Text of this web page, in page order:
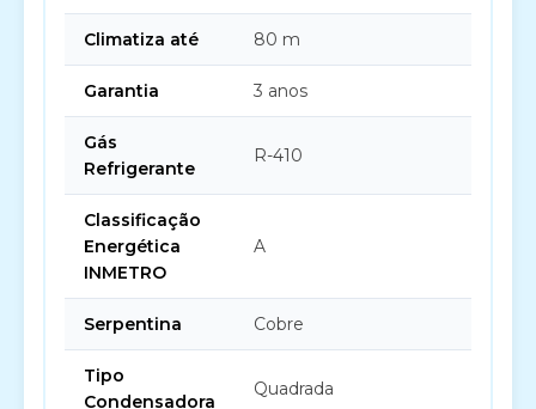
Climatiza até 80 m
Garantia 3 anos
Gás
Refrigerante
R-410
Classificação
Energética
INMETRO
A
Serpentina Cobre
Tipo
Condensadora
Quadrada